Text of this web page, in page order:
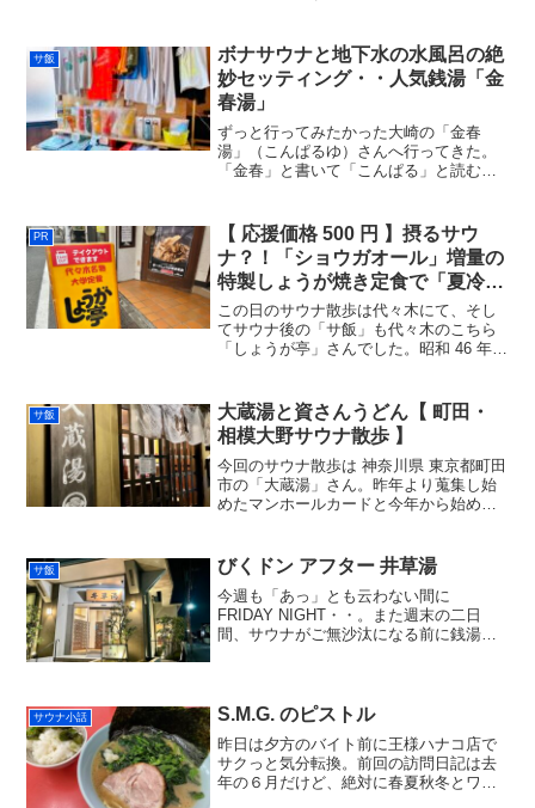
クリアした後、向かったのは空知郡上富
良野町の「十勝岳温泉 湯...
サ飯
ボナサウナと地下水の水風呂の絶
妙セッティング・・人気銭湯「金
春湯」
ずっと行ってみたかった大崎の「金春
湯」（こんぱるゆ）さんへ行ってきた。
「金春」と書いて「こんぱる」と読むと
不審にぐるりと回って煙突を撮る。ポッ
プな雰囲気の人気銭湯貼りま...
PR
【 応援価格 500 円 】摂るサウ
ナ？！「ショウガオール」増量の
特製しょうが焼き定食で「夏冷
え」対策！！
この日のサウナ散歩は代々木にて、そし
てサウナ後の「サ飯」も代々木のこちら
「しょうが亭」さんでした。昭和 46 年創
名」になっている老舗洋食店です。「摂
るサウナ」特製しょう...
サ飯
大蔵湯と資さんうどん【 町田・
相模大野サウナ散歩 】
今回のサウナ散歩は 神奈川県 東京都町田
市の「大蔵湯」さん。昨年より蒐集し始
めたマンホールカードと今年から始めた
だったか。到着・・遠かったよ、町田。
スーパー銭湯は「ロテ...
サ飯 びくドン アフター 井草湯
今週も「あっ」とも云わない間に
FRIDAY NIGHT・・。また週末の二日
間、サウナがご無沙汰になる前に銭湯
刻。この日は「井草湯」...
サウナ小話 S.M.G. のピストル
昨日は夕方のバイト前に王様ハナコ店で
サクっと気分転換。前回の訪問日記は去
年の６月だけど、絶対に春夏秋冬とワン